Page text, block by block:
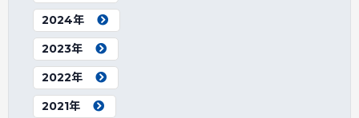
2024年
2023年
2022年
2021年